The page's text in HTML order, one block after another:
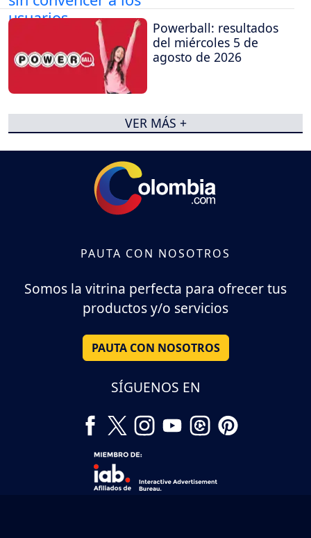
Powerball: resultados
del miércoles 5 de
agosto de 2026
VER MÁS +
PAUTA CON NOSOTROS
Somos la vitrina perfecta para ofrecer tus
productos y/o servicios
PAUTA CON NOSOTROS
SÍGUENOS EN